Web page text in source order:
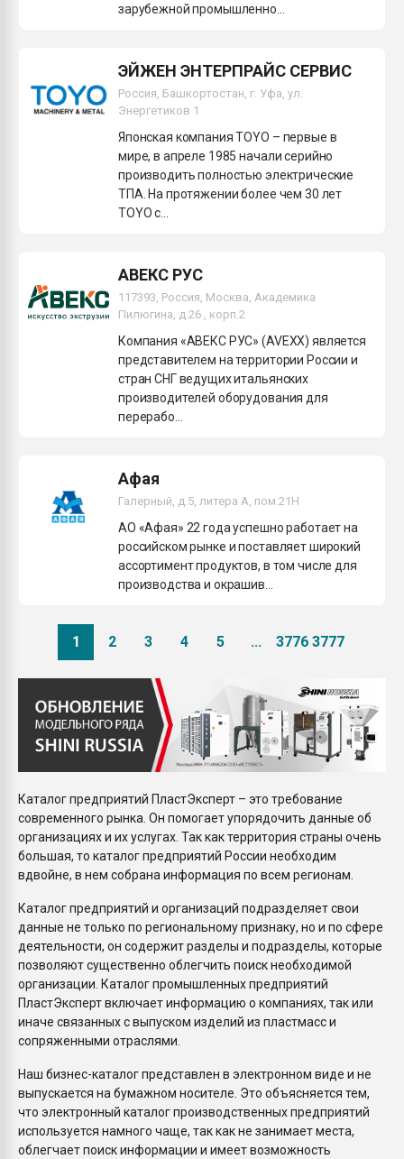
зарубежной промышленно...
ЭЙЖЕН ЭНТЕРПРАЙС СЕРВИС
Россия, Башкортостан, г. Уфа, ул.
Энергетиков 1
Японская компания TOYO – первые в
мире, в апреле 1985 начали серийно
производить полностью электрические
ТПА. На протяжении более чем 30 лет
TOYO с...
АВЕКС РУС
117393, Россия, Москва, Академика
Пилюгина, д.26 , корп.2
Компания «АВЕКС РУС» (AVEXX) является
представителем на территории России и
стран СНГ ведущих итальянских
производителей оборудования для
перерабо...
Афая
Галерный, д.5, литера А, пом.21H
АО «Афая» 22 года успешно работает на
российском рынке и поставляет широкий
ассортимент продуктов, в том числе для
производства и окрашив...
1 2 3 4 5 ... 3776 3777
Каталог предприятий ПластЭксперт – это требование
современного рынка. Он помогает упорядочить данные об
организациях и их услугах. Так как территория страны очень
большая, то каталог предприятий России необходим
вдвойне, в нем собрана информация по всем регионам.
Каталог предприятий и организаций подразделяет свои
данные не только по региональному признаку, но и по сфере
деятельности, он содержит разделы и подразделы, которые
позволяют существенно облегчить поиск необходимой
организации. Каталог промышленных предприятий
ПластЭксперт включает информацию о компаниях, так или
иначе связанных с выпуском изделий из пластмасс и
сопряженными отраслями.
Наш бизнес-каталог представлен в электронном виде и не
выпускается на бумажном носителе. Это объясняется тем,
что электронный каталог производственных предприятий
используется намного чаще, так как не занимает места,
облегчает поиск информации и имеет возможность